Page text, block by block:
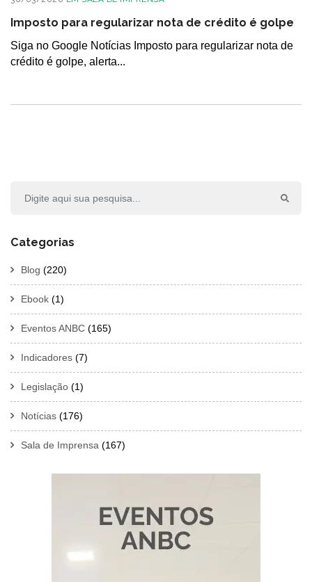
Imposto para regularizar nota de crédito é golpe
Siga no Google Notícias Imposto para regularizar nota de
crédito é golpe, alerta...
Categorias
Blog (220)
Ebook (1)
Eventos ANBC (165)
Indicadores (7)
Legislação (1)
Notícias (176)
Sala de Imprensa (167)